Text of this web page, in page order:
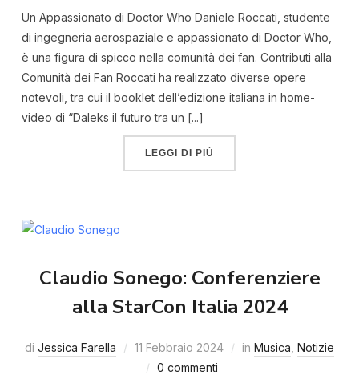
Un Appassionato di Doctor Who Daniele Roccati, studente
di ingegneria aerospaziale e appassionato di Doctor Who,
è una figura di spicco nella comunità dei fan. Contributi alla
Comunità dei Fan Roccati ha realizzato diverse opere
notevoli, tra cui il booklet dell’edizione italiana in home-
video di “Daleks il futuro tra un [...]
LEGGI DI PIÙ
Claudio Sonego: Conferenziere
alla StarCon Italia 2024
di Jessica Farella 11 Febbraio 2024 in Musica Notizie
0 commenti